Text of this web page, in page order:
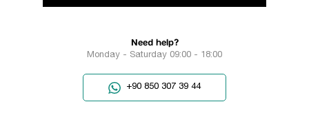
Need help?
Monday - Saturday 09:00 - 18:00
+90 850 307 39 44